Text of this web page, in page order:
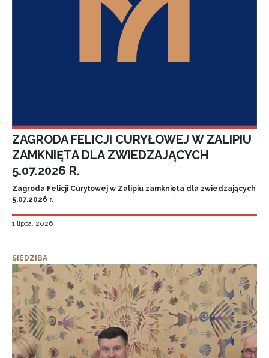
ZAGRODA FELICJI CURYŁOWEJ W ZALIPIU
ZAMKNIĘTA DLA ZWIEDZAJĄCYCH
5.07.2026 R.
Zagroda Felicji Curyłowej w Zalipiu zamknięta dla zwiedzających
5.07.2026 r.
1 lipca, 2026
SIEDZIBA